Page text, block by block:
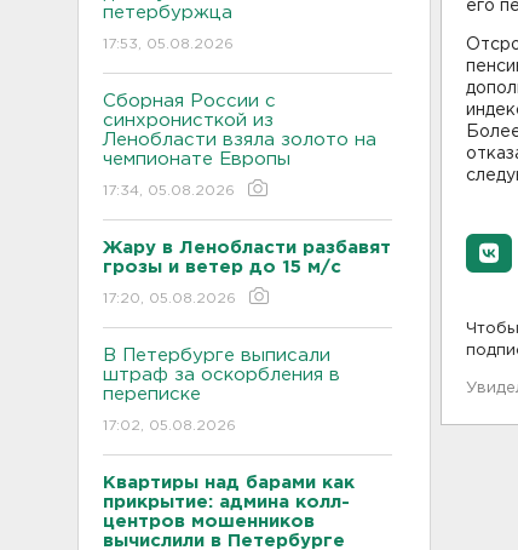
петербуржца
17:53, 05.08.2026
Сборная России с
синхронисткой из
Ленобласти взяла золото на
чемпионате Европы
17:34, 05.08.2026
Жару в Ленобласти разбавят
грозы и ветер до 15 м/с
17:20, 05.08.2026
В Петербурге выписали
штраф за оскорбления в
переписке
17:02, 05.08.2026
Квартиры над барами как
прикрытие: админа колл-
центров мошенников
вычислили в Петербурге
его
Чтобы